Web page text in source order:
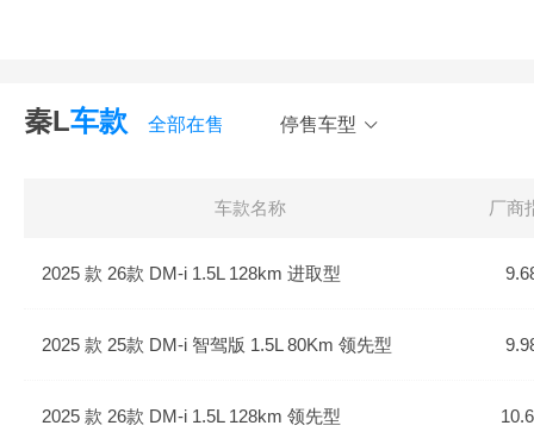
秦L车款 全部在售 停售车型
车款名称 厂商
2025 款 26款 DM-i 1.5L 128km 进取型
2025 款 25款 DM-i 智驾版 1.5L 80Km 领先型
2025 款 26款 DM-i 1.5L 128km 领先型